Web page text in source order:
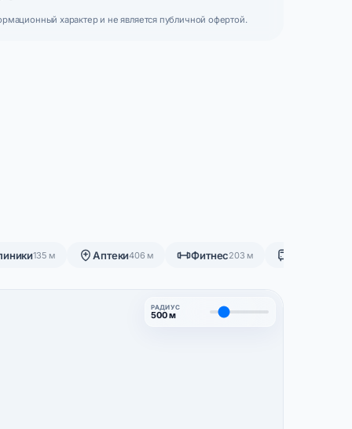
характер и не является публичной офертой.
135 м Аптеки406 м Фитнес203 м
РАДИУС
500 м